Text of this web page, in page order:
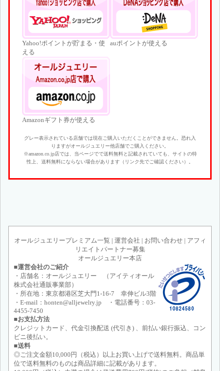
Yahoo!ポイントが貯まる・使
える
auポイントが使える
Amazonギフト券が使える
グレー表示されている店舗では現在ご購入いただくことができません。恐れ入
りますがオールジュエリー他店舗でご購入ください。
※amazon.co.jp店では、当ページでで送料無料と記載されていても、サイトの特
性上、送料無料にならない場合があります（リンク先でご確認ください）。
オールジュエリープレミアム一覧 | 運営会社 | お問い合わせ| アフィ
リエイトパートナー募集
オールジュエリー本店
■運営会社のご紹介
・店舗名：オールジュエリー （アイティオール
株式会社通販事業部）
・所在地：東京都港区芝大門1-16-7 幸伸ビル3階
・E-mail：honten@alljewelry.jp ・電話番号：03-
4455-7450
■お支払方法
クレジットカード、代金引換配送 (代引き) 、前払い銀行振込、コン
ビニ後払い。
■送料
◎ご注文金額10,000円（税込）以上お買い上げで送料無料。商品単
位で送料無料のものは商品詳細に記載があります。